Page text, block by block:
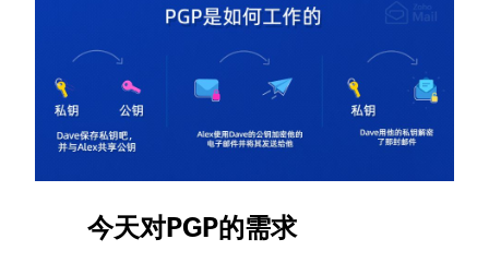
今天对PGP的需求